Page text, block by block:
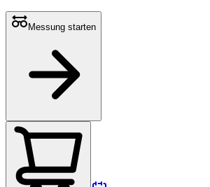
Messung starten